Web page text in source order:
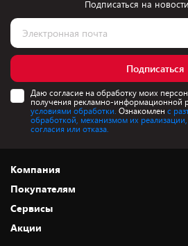
Подписаться на
Подписаться
Даю согласие на обработку моих
получения рекламно-информационной
условиями обработки. Ознакомлен с
обработкой, механизмом их
согласия или отказа.
Компания
О нас
Адреса магазинов
Новости
Покупателям
Как сделать заказ
Оплата и доставка
Сервисы
Акции